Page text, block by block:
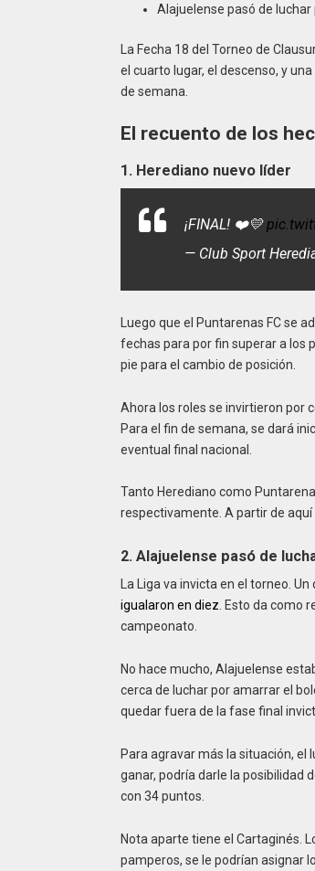
Alajuelense pasó de
La Fecha 18 del Torneo de
el cuarto lugar, el descenso, y
de semana.
El recuento de los
1. Herediano nuevo líder
¡FINAL! ❤️💛
— Club Sport
Luego que el Puntarenas FC se
fechas para por fin superar a los
pie para el cambio de posición.
Ahora los roles se invirtieron por
Para el fin de semana, se dará
eventual final nacional.
Tanto Herediano como
respectivamente. A partir de
2. Alajuelense pasó de
La Liga va invicta en el torneo.
igualaron en diez. Esto da como
campeonato.
No hace mucho, Alajuelense
cerca de luchar por amarrar el
quedar fuera de la fase final
Para agravar más la situación, el
ganar, podría darle la posibilidad
con 34 puntos.
Nota aparte tiene el Cartaginés.
pamperos, se le podrían asignar